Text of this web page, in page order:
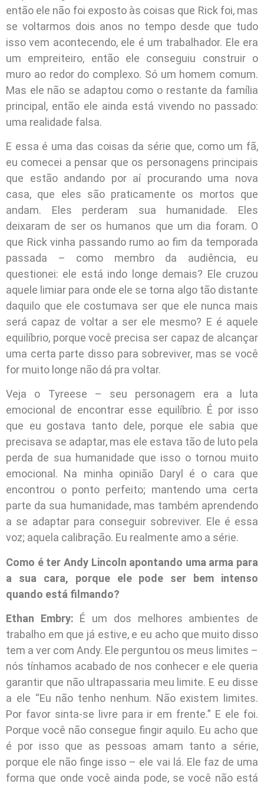
então ele não foi exposto às coisas que Rick foi, mas
se voltarmos dois anos no tempo desde que tudo
isso vem acontecendo, ele é um trabalhador. Ele era
um empreiteiro, então ele conseguiu construir o
muro ao redor do complexo. Só um homem comum.
Mas ele não se adaptou como o restante da família
principal, então ele ainda está vivendo no passado:
uma realidade falsa.
E essa é uma das coisas da série que, como um fã,
eu comecei a pensar que os personagens principais
que estão andando por aí procurando uma nova
casa, que eles são praticamente os mortos que
andam. Eles perderam sua humanidade. Eles
deixaram de ser os humanos que um dia foram. O
que Rick vinha passando rumo ao fim da temporada
passada – como membro da audiência, eu
questionei: ele está indo longe demais? Ele cruzou
aquele limiar para onde ele se torna algo tão distante
daquilo que ele costumava ser que ele nunca mais
será capaz de voltar a ser ele mesmo? E é aquele
equilíbrio, porque você precisa ser capaz de alcançar
uma certa parte disso para sobreviver, mas se você
for muito longe não dá pra voltar.
Veja o Tyreese – seu personagem era a luta
emocional de encontrar esse equilíbrio. É por isso
que eu gostava tanto dele, porque ele sabia que
precisava se adaptar, mas ele estava tão de luto pela
perda de sua humanidade que isso o tornou muito
emocional. Na minha opinião Daryl é o cara que
encontrou o ponto perfeito; mantendo uma certa
parte da sua humanidade, mas também aprendendo
a se adaptar para conseguir sobreviver. Ele é essa
voz; aquela calibração. Eu realmente amo a série.
Como é ter Andy Lincoln apontando uma arma para
a sua cara, porque ele pode ser bem intenso
quando está filmando?
Ethan Embry: É um dos melhores ambientes de
trabalho em que já estive, e eu acho que muito disso
tem a ver com Andy. Ele perguntou os meus limites –
nós tínhamos acabado de nos conhecer e ele queria
garantir que não ultrapassaria meu limite. E eu disse
a ele “Eu não tenho nenhum. Não existem limites.
Por favor sinta-se livre para ir em frente.” E ele foi.
Porque você não consegue fingir aquilo. Eu acho que
é por isso que as pessoas amam tanto a série,
porque ele não finge isso – ele vai lá. Ele faz de uma
forma que onde você ainda pode, se você não está